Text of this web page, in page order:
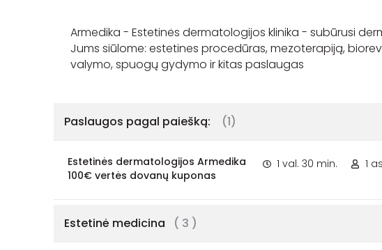
Armedika - Estetinės dermatologijos klinika - subūrusi
Jums siūlome: estetines procedūras, mezoterapiją,
Paslaugos pagal paiešką: (1)
Estetinės dermatologijos Armedika
100€ vertės dovanų kuponas
1 val. 30 min. 1
Estetinė medicina ( 3 )